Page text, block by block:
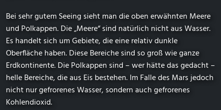
Bei sehr gutem Seeing sieht man die oben erwähnten Meere
und Polkappen. Die „Meere“ sind natürlich nicht aus Wasser.
Es handelt sich um Gebiete, die eine relativ dunkle
Oberfläche haben. Diese Bereiche sind so groß wie ganze
Erdkontinente. Die Polkappen sind – wer hätte das gedacht –
helle Bereiche, die aus Eis bestehen. Im Falle des Mars jedoch
nicht nur gefrorenes Wasser, sondern auch gefrorenes
Kohlendioxid.